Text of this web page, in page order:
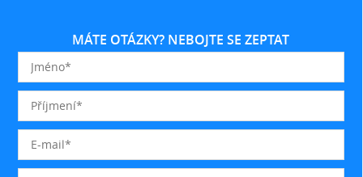
MÁTE OTÁZKY? NEBOJTE SE ZEPTAT